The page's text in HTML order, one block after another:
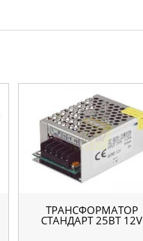
ТРАНСФОРМАТОР
СТАНДАРТ 25ВТ 12V